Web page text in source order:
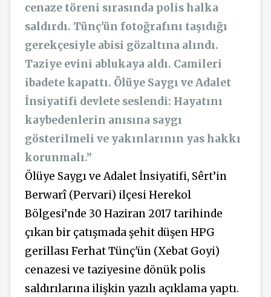
cenaze töreni sırasında polis halka
saldırdı. Tünç'ün fotoğrafını taşıdığı
gerekçesiyle abisi gözaltına alındı.
Taziye evini ablukaya aldı. Camileri
ibadete kapattı. Ölüye Saygı ve Adalet
İnsiyatifi devlete seslendi: Hayatını
kaybedenlerin anısına saygı
gösterilmeli ve yakınlarının yas hakkı
korunmalı.”
Ölüye Saygı ve Adalet İnsiyatifi, Sêrt’in
Berwarî (Pervari) ilçesi Herekol
Bölgesi’nde 30 Haziran 2017 tarihinde
çıkan bir çatışmada şehit düşen HPG
gerillası Ferhat Tünç'ün (Xebat Goyi)
cenazesi ve taziyesine dönük polis
saldırılarına ilişkin yazılı açıklama yaptı.